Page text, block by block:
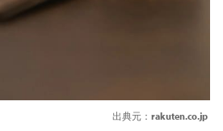
出典元： rakuten.co.jp